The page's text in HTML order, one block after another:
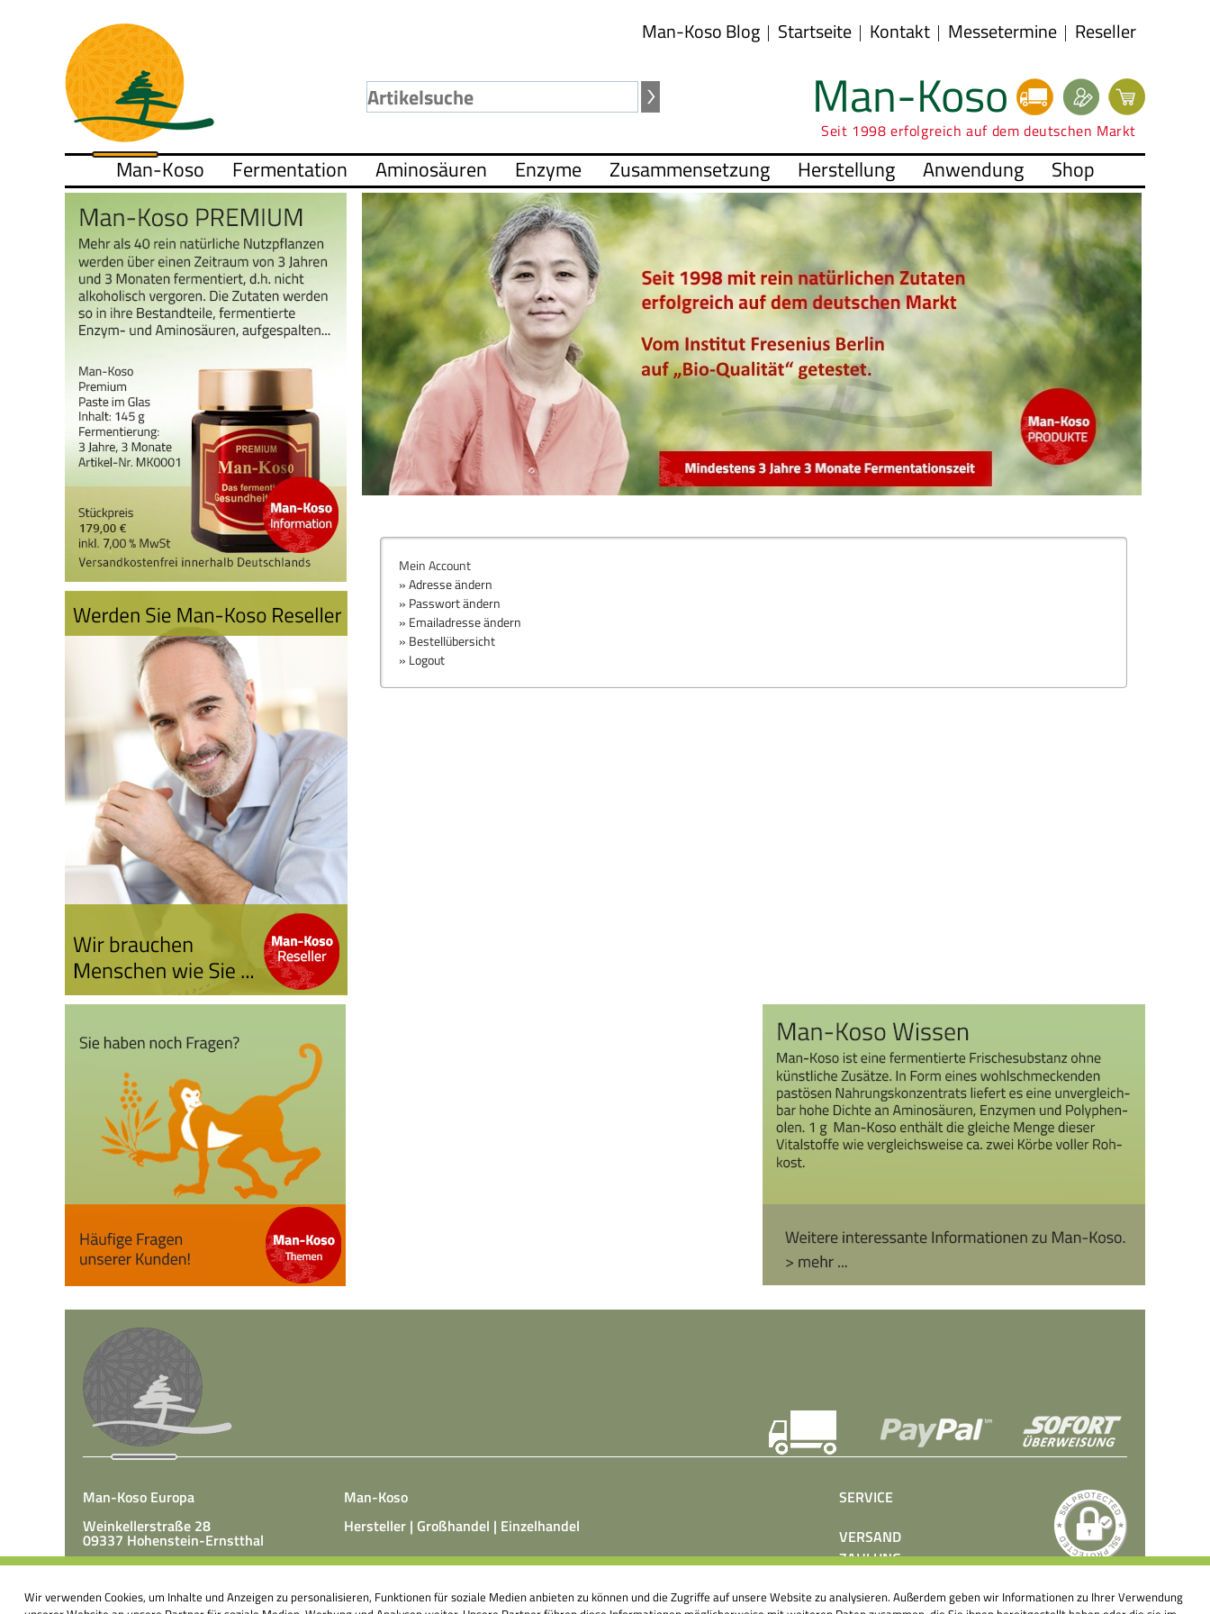
Man-Koso Blog Startseite Kontakt Messetermine Reseller
Man-Koso
Seit 1998 erfolgreich auf dem deutschen Markt
Man-Koso Fermentation Aminosäuren Enzyme Zusammensetzung Herstellung Anwendung Shop
Mein Account
» Adresse ändern
» Passwort ändern
» Emailadresse ändern
» Bestellübersicht
» Logout
Man-Koso Europa
Weinkellerstraße 28
09337 Hohenstein-Ernstthal
Tel.: +49(0)3723 65 89 50
Man-Koso
Hersteller | Großhandel | Einzelhandel
unter Zusatz von Hefepilzen, Milchsäurebakterien in klimatisierten
SERVICE
VERSAND
ZAHLUNG
PRESSE
Wir verwenden Cookies, um Inhalte und Anzeigen zu personalisieren, Funktionen für soziale Medien anbieten zu können und die Zugriffe auf unsere Website zu analysieren. Außerdem geben wir Informationen zu Ihrer Verwendung